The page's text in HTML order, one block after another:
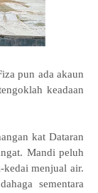
pun ada akaun
keadaan
kat Dataran
Mandi peluh
menjual air.
sementara